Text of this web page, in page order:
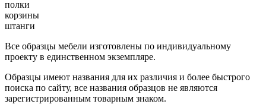
полки
корзины
штанги
Все образцы мебели изготовлены по индивидуальному
проекту в единственном экземпляре.
Образцы имеют названия для их различия и более быстрого
поиска по сайту, все названия образцов не являются
зарегистрированным товарным знаком.